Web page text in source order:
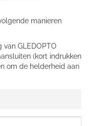
manieren
van GLEDOPTO
(kort indrukken
om de helderheid aan